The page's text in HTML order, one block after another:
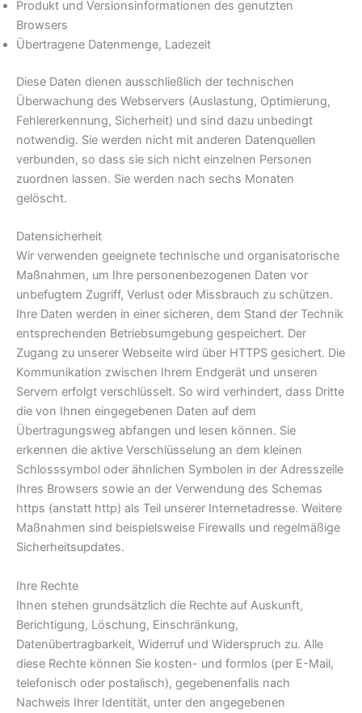
Produkt und Versionsinformationen des genutzten
Browsers
Übertragene Datenmenge, Ladezeit
Diese Daten dienen ausschließlich der technischen
Überwachung des Webservers (Auslastung, Optimierung,
Fehlererkennung, Sicherheit) und sind dazu unbedingt
notwendig. Sie werden nicht mit anderen Datenquellen
verbunden, so dass sie sich nicht einzelnen Personen
zuordnen lassen. Sie werden nach sechs Monaten
gelöscht.
Datensicherheit
Wir verwenden geeignete technische und organisatorische
Maßnahmen, um Ihre personenbezogenen Daten vor
unbefugtem Zugriff, Verlust oder Missbrauch zu schützen.
Ihre Daten werden in einer sicheren, dem Stand der Technik
entsprechenden Betriebsumgebung gespeichert. Der
Zugang zu unserer Webseite wird über HTTPS gesichert. Die
Kommunikation zwischen Ihrem Endgerät und unseren
Servern erfolgt verschlüsselt. So wird verhindert, dass Dritte
die von Ihnen eingegebenen Daten auf dem
Übertragungsweg abfangen und lesen können. Sie
erkennen die aktive Verschlüsselung an dem kleinen
Schlosssymbol oder ähnlichen Symbolen in der Adresszeile
Ihres Browsers sowie an der Verwendung des Schemas
https (anstatt http) als Teil unserer Internetadresse. Weitere
Maßnahmen sind beispielsweise Firewalls und regelmäßige
Sicherheitsupdates.
Ihre Rechte
Ihnen stehen grundsätzlich die Rechte auf Auskunft,
Berichtigung, Löschung, Einschränkung,
Datenübertragbarkeit, Widerruf und Widerspruch zu. Alle
diese Rechte können Sie kosten- und formlos (per E-Mail,
telefonisch oder postalisch), gegebenenfalls nach
Nachweis Ihrer Identität, unter den angegebenen